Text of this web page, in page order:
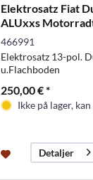
Elektrosatz Fiat
ALUxxs
466991
Elektrosatz 13-pol.
u.Flachboden
250,00 € *
Ikke på lager,
Detaljer